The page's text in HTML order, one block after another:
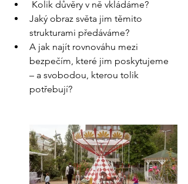
Kolik důvěry v ně vkládáme?
Jaký obraz světa jim těmito
strukturami předáváme?
A jak najít rovnováhu mezi
bezpečím, které jim poskytujeme
– a svobodou, kterou tolik
potřebují?